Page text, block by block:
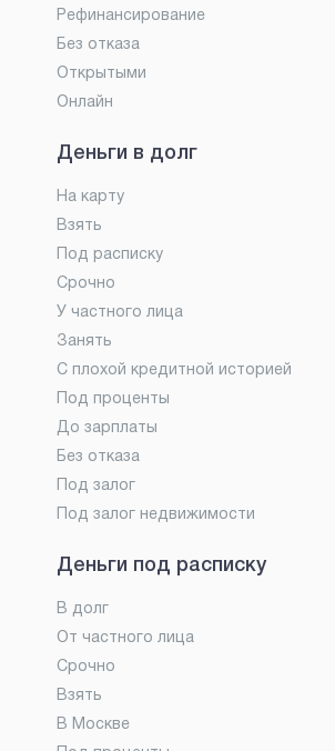
Рефинансирование
Без отказа
Открытыми
Онлайн
Деньги в долг
На карту
Взять
Под расписку
Срочно
У частного лица
Занять
С плохой кредитной историей
Под проценты
До зарплаты
Без отказа
Под залог
Под залог недвижимости
Деньги под расписку
В долг
От частного лица
Срочно
Взять
В Москве